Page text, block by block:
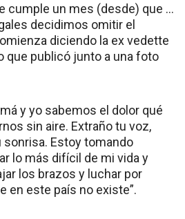
cumple un mes (desde) que …
decidimos omitir el
diciendo la ex vedette
que publicó junto a una foto
y yo sabemos el dolor qué
sin aire. Extraño tu voz,
Estoy tomando
lo más difícil de mi vida y
los brazos y luchar por
en este país no existe”.